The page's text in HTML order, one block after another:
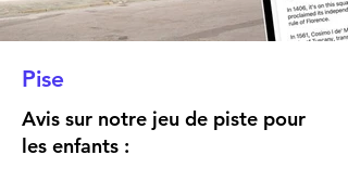
Pise
Avis sur notre jeu de piste pour
les enfants :